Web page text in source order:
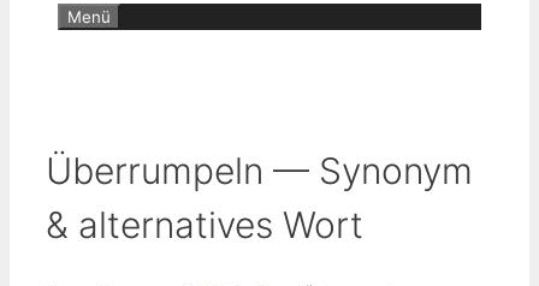
Menü
Überrumpeln — Synonym
& alternatives Wort